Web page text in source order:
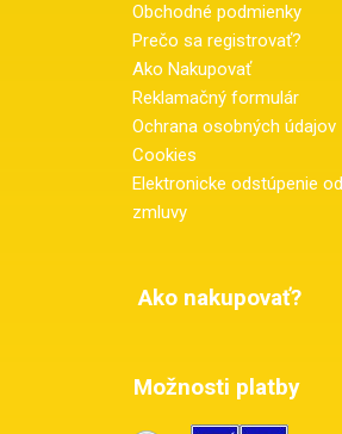
Obchodné podmienky
Prečo sa registrovať?
Ako Nakupovať
Reklamačný formulár
Ochrana osobných údajov
Cookies
Elektronicke odstúpenie od
zmluvy
Ako nakupovať?
Možnosti platby